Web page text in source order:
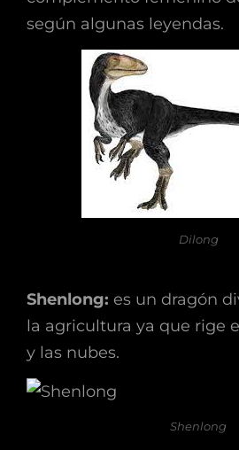
según algunas leyendas.
Dilong
Shenlong: es un dragón
la agricultura ya que rige
y las nubes.
Shenlong